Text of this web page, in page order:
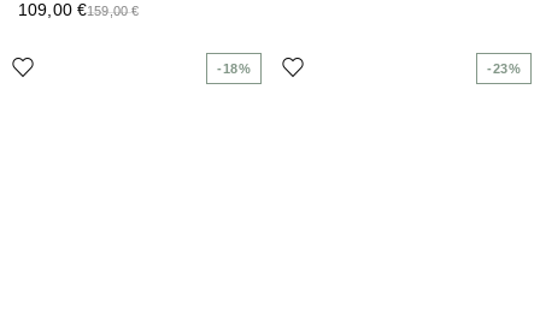
159,00€
109,00 €
-18% -23%